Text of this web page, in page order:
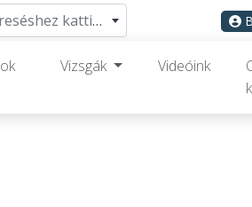
Tanfolyam kereséshez kattints ide
Vizsgák Videóink